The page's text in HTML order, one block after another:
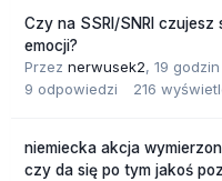
Czy na SSRI/SNRI
emocji?
Przez nerwusek2, 19
9 odpowiedzi 216
niemiecka akcja
czy da się po tym jakoś